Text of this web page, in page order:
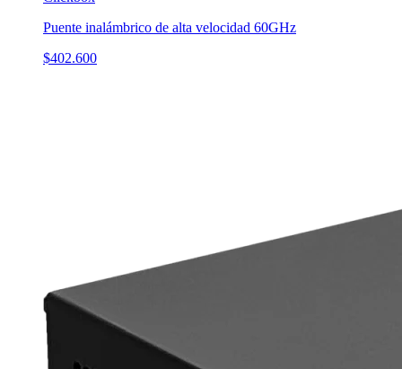
Puente inalámbrico de alta velocidad 60GHz
$402.600